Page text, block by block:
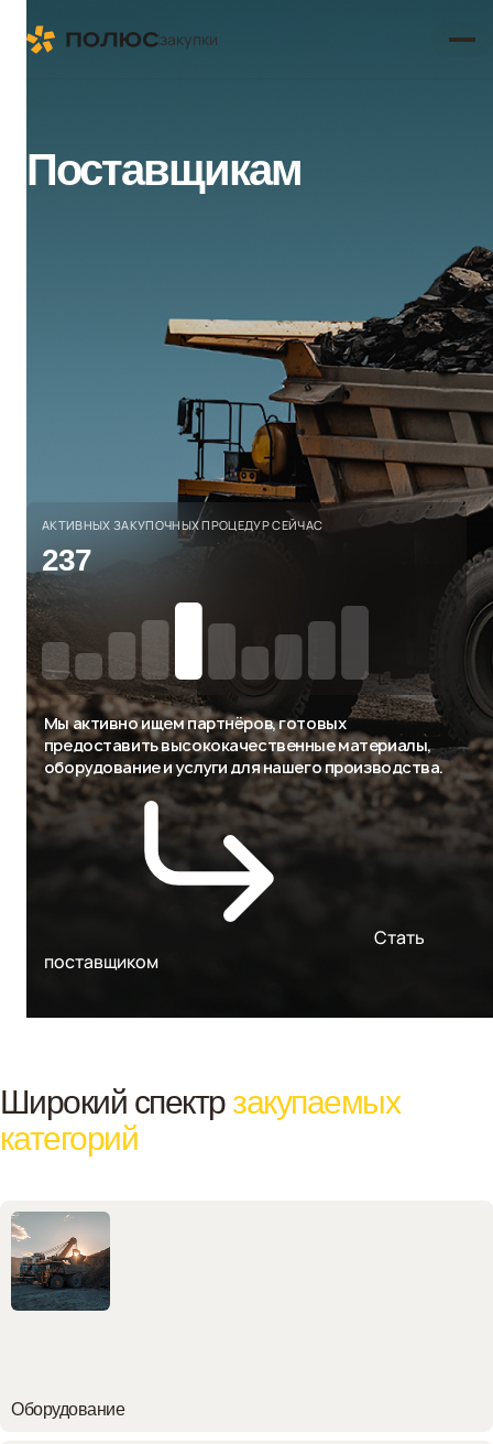
закупки
Поставщикам
АКТИВНЫХ ЗАКУПОЧНЫХ ПРОЦЕДУР СЕЙЧАС
237
Мы активно ищем партнёров, готовых
предоставить высококачественные материалы,
оборудование и услуги для нашего производства.
Стать
поставщиком
Широкий спектр закупаемых
категорий
Оборудование